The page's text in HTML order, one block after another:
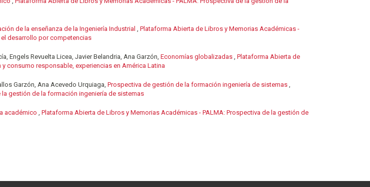
de la enseñanza de la Ingeniería Industrial , Plataforma Abierta de Libros y Memorias Académicas -
desarrollo por competencias
Engels Revuelta Licea, Javier Belandria, Ana Garzón, Economías globalizadas , Plataforma Abierta de
consumo responsable, experiencias en América Latina
Garzón, Ana Acevedo Urquiaga, Prospectiva de gestión de la formación ingeniería de sistemas ,
gestión de la formación ingeniería de sistemas
académico , Plataforma Abierta de Libros y Memorias Académicas - PALMA: Prospectiva de la gestión de